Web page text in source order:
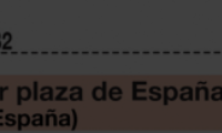
instalará ninguna cookie